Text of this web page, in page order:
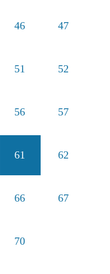
46 47
51 52
56 57
61 62
66 67
70